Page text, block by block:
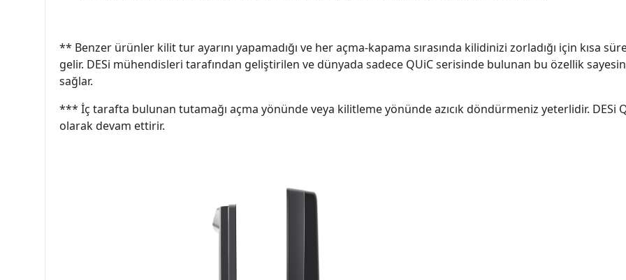
** Benzer ürünler kilit tur ayarını yapamadığı ve her açma-kapama sırasında kilidinizi zorladığı için kısa
gelir. DESi mühendisleri tarafından geliştirilen ve dünyada sadece QUiC serisinde bulunan bu özellik
sağlar.
*** İç tarafta bulunan tutamağı açma yönünde veya kilitleme yönünde azıcık döndürmeniz yeterlidir. DESi
olarak devam ettirir.